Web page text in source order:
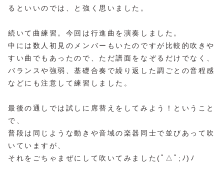
るといいのでは、と強く思いました。
続いて曲練習。今回は行進曲を演奏しました。
中には数人初見のメンバーもいたのですが比較的吹きや
すい曲でもあったので、ただ譜面をなぞるだけでなく、
バランスや強弱、基礎合奏で繰り返した調ごとの音程感
などにも注意して練習しました。
最後の通しでは試しに席替えをしてみよう！ということ
で、
普段は同じような動きや音域の楽器同士で並びあって吹
いていますが、
それをごちゃまぜにして吹いてみました(ﾟ△ﾟ;ﾉ)ﾉ